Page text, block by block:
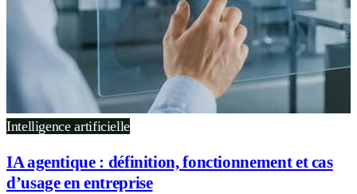
Intelligence artificielle
IA agentique : définition, fonctionnement et cas
d’usage en entreprise